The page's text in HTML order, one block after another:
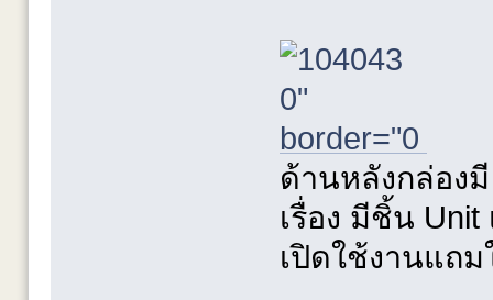
ด้านหลังกล่อง
เรื่อง มีชิ้น Unit
เปิดใช้งานแถ